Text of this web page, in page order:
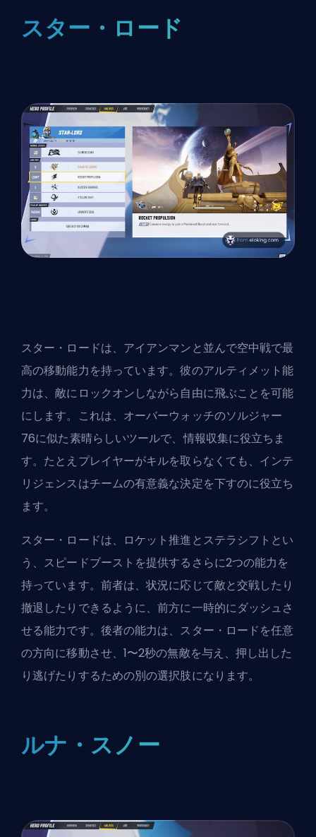
スター・ロード
スター・ロードは、アイアンマンと並んで空中戦で最
高の移動能力を持っています。彼のアルティメット能
力は、敵にロックオンしながら自由に飛ぶことを可能
にします。これは、オーバーウォッチのソルジャー
76に似た素晴らしいツールで、情報収集に役立ちま
す。たとえプレイヤーがキルを取らなくても、インテ
リジェンスはチームの有意義な決定を下すのに役立ち
ます。
スター・ロードは、ロケット推進とステラシフトとい
う、スピードブーストを提供するさらに2つの能力を
持っています。前者は、状況に応じて敵と交戦したり
撤退したりできるように、前方に一時的にダッシュさ
せる能力です。後者の能力は、スター・ロードを任意
の方向に移動させ、1〜2秒の無敵を与え、押し出した
り逃げたりするための別の選択肢になります。
ルナ・スノー